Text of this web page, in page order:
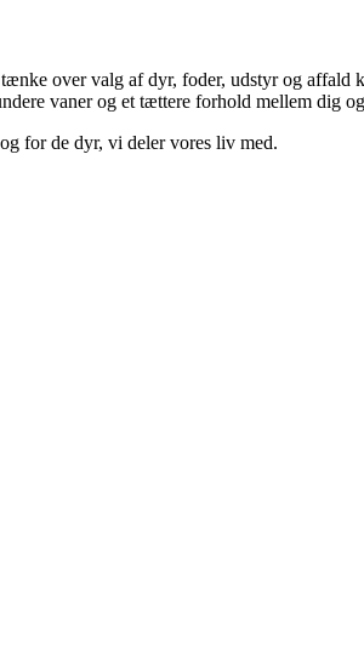
over valg af dyr, foder, udstyr og
vaner og et tættere forhold mellem dig
for de dyr, vi deler vores liv med.